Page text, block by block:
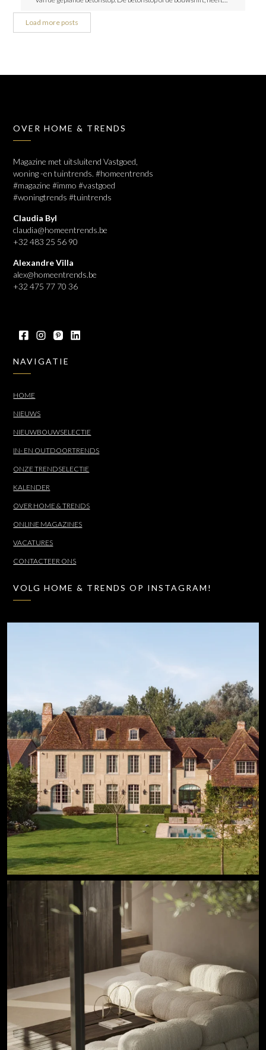
Load more posts
OVER HOME & TRENDS
Magazine met uitsluitend Vastgoed,
woning -en tuintrends. #homeentrends
#magazine #immo #vastgoed
#woningtrends #tuintrends
Claudia Byl
claudia@homeentrends.be
+32 483 25 56 90
Alexandre Villa
alex@homeentrends.be
+32 475 77 70 36
NAVIGATIE
HOME
NIEUWS
NIEUWBOUWSELECTIE
IN- EN OUTDOORTRENDS
ONZE TRENDSELECTIE
KALENDER
OVER HOME & TRENDS
ONLINE MAGAZINES
VACATURES
CONTACTEER ONS
VOLG HOME & TRENDS OP INSTAGRAM!